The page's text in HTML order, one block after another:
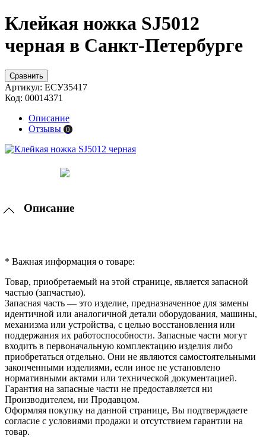
Клейкая ножка SJ5012
черная в Санкт-Петербурге
Сравнить
Артикул: ЕСУ35417
Код: 00014371
Описание
Отзывы 0
Описание
* Важная информация о товаре:
Товар, приобретаемый на этой странице, является запасной
частью (запчастью).
Запасная часть — это изделие, предназначенное для замены
идентичной или аналогичной детали оборудования, машины,
механизма или устройства, с целью восстановления или
поддержания их работоспособности. Запасные части могут
входить в первоначальную комплектацию изделия либо
приобретаться отдельно. Они не являются самостоятельными
законченными изделиями, если иное не установлено
нормативными актами или технической документацией.
Гарантия на запасные части не предоставляется ни
Производителем, ни Продавцом.
Оформляя покупку на данной странице, Вы подтверждаете
согласие с условиями продажи и отсутствием гарантии на
товар.